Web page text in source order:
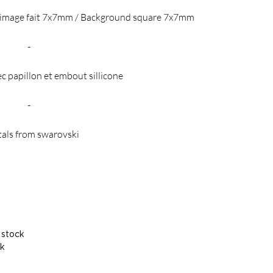
fait 7x7mm / Background square 7x7mm
-
papillon et embout sillicone
-
from swarovski
stock